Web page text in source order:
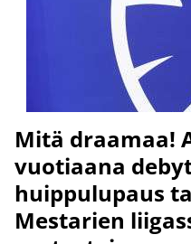
Mitä draamaa!
vuotiaana
huippulupaus
Mestarien